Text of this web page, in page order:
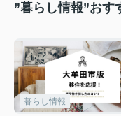
”暮らし情報”おす
暮らし情報